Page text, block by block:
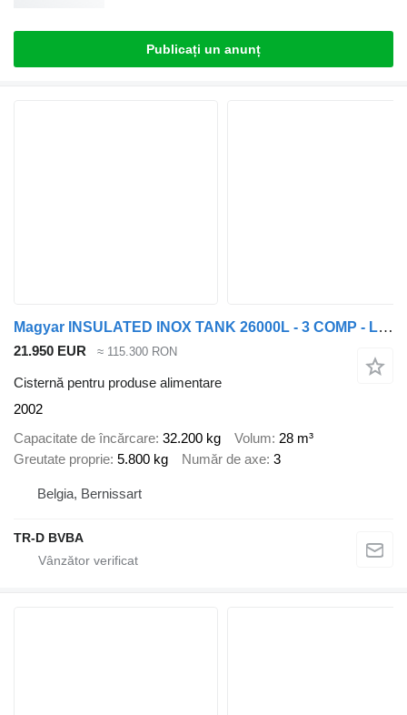
Publicați un anunț
Magyar INSULATED INOX TANK 26000L - 3 COMP - LEAF/LAMES
21.950 EUR ≈ 115.300 RON
Cisternă pentru produse alimentare
2002
Capacitate de încărcare 32.200 kg Volum 28 m³
Greutate proprie 5.800 kg Număr de axe 3
Belgia, Bernissart
TR-D BVBA